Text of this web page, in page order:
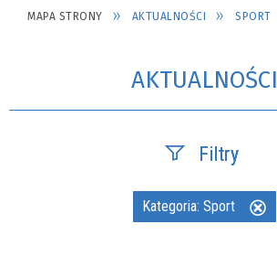
MAPA STRONY AKTUALNOŚCI SPORT
AKTUALNOŚCI
Filtry
Szukana fraza
Kategoria: Sport